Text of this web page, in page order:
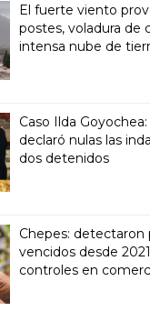
El fuerte viento
postes, voladura de
intensa nube de
Caso Ilda Goyochea:
declaró nulas las
dos detenidos
Chepes: detectaron
vencidos desde
controles en